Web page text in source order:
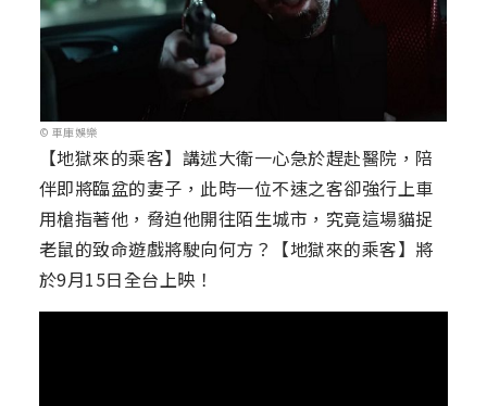
© 車庫娛樂
【地獄來的乘客】講述大衛一心急於趕赴醫院，陪
伴即將臨盆的妻子，此時一位不速之客卻強行上車
用槍指著他，脅迫他開往陌生城市，究竟這場貓捉
老鼠的致命遊戲將駛向何方？【地獄來的乘客】將
於9月15日全台上映！